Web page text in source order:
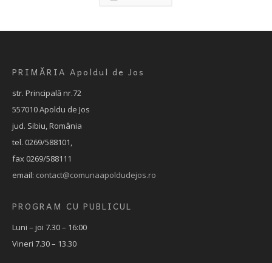
PRIMĂRIA Apoldul de Jos
str. Principală nr.72
557010 Apoldu de Jos
jud. Sibiu, România
tel. 0269/588101,
fax 0269/588111
email: contact@comunaapoldudejos.ro
PROGRAM CU PUBLICUL
Luni – joi 7.30 – 16:00
Vineri 7.30 – 13.30